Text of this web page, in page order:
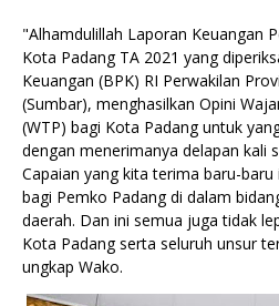
"Alhamdulillah Laporan Keuangan
Kota Padang TA 2021 yang
Keuangan (BPK) RI Perwakilan
(Sumbar), menghasilkan Opini
(WTP) bagi Kota Padang untuk
dengan menerimanya delapan kali
Capaian yang kita terima baru-
bagi Pemko Padang di dalam
daerah. Dan ini semua juga tidak
Kota Padang serta seluruh unsur
ungkap Wako.